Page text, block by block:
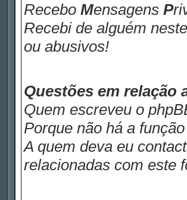
Recebo Mensagens P
Recebi de alguém
ou abusivos!
Questões em relação
Quem escreveu o
Porque não há a
A quem deva eu
relacionadas com este